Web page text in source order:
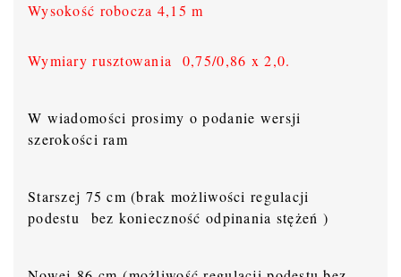
Wysokość robocza 4,15 m
Wymiary rusztowania 0,75/0,86 x 2,0.
W wiadomości prosimy o podanie wersji
szerokości ram
Starszej 75 cm (brak możliwości regulacji
podestu bez konieczność odpinania stężeń )